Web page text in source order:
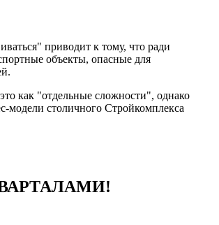
приводит к тому, что ради
объекты, опасные для
как "отдельные сложности", однако
модели столичного Стройкомплекса